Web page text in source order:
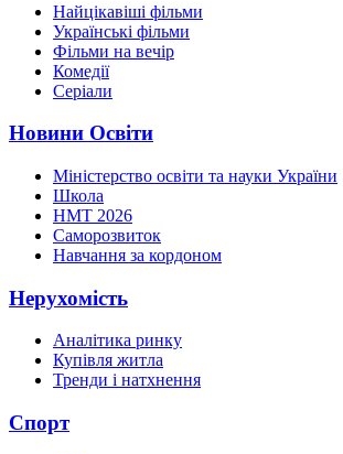
Найцікавіші фільми
Українські фільми
Фільми на вечір
Комедії
Серіали
Новини Освіти
Міністерство освіти та науки України
Школа
НМТ 2026
Саморозвиток
Навчання за кордоном
Нерухомість
Аналітика ринку
Купівля житла
Тренди і натхнення
Спорт